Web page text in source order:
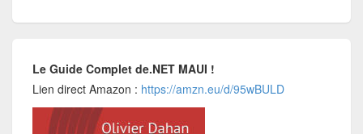
Le Guide Complet de.NET MAUI !
Lien direct Amazon : https://amzn.eu/d/95wBULD